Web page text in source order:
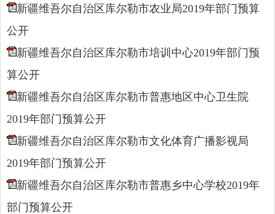
新疆维吾尔自治区库尔勒市农业局2019年部门预算
公开
新疆维吾尔自治区库尔勒市培训中心2019年部门预
算公开
新疆维吾尔自治区库尔勒市普惠地区中心卫生院
2019年部门预算公开
新疆维吾尔自治区库尔勒市文化体育广播影视局
2019年部门预算公开
新疆维吾尔自治区库尔勒市普惠乡中心学校2019年
部门预算公开